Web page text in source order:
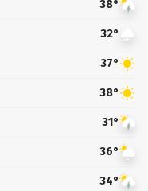
38°
32°
37°
38°
31°
36°
34°